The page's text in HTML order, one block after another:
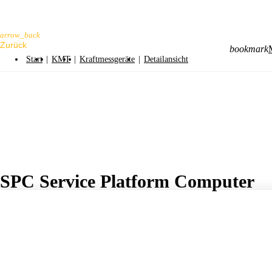
arrow_back
Start | KMT | Kraftmessgeräte | Detailansicht
bookmark
SPC Service Platform Computer